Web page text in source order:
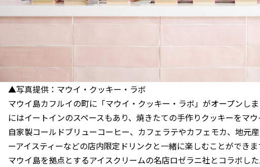
▲写真提供：マウイ・クッキー・ラボ
マウイ島カフルイの町に「マウイ・クッキー・ラボ」がオープンし
にはイートインのスペースもあり、焼きたての手作りクッキーをマ
自家製コールドブリューコーヒー、カフェラテやカフェモカ、地元
ーアイスティーなどの店内限定ドリンクと一緒に楽しむことができま
マウイ島を拠点とするアイスクリームの名店ロゼラニ社とコラボし